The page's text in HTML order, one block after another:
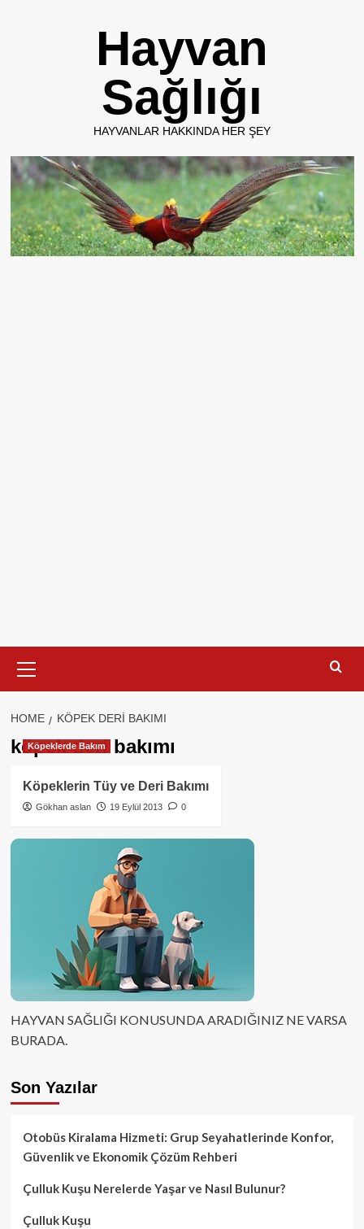
Hayvan
Sağlığı
HAYVANLAR HAKKINDA HER ŞEY
Menu
HOME KÖPEK DERI BAKIMI
köpek deri bakımı
Köpeklerde Bakım
Köpeklerin Tüy ve Deri Bakımı
Gökhan aslan 19 Eylül 2013 0
HAYVAN SAĞLIĞI KONUSUNDA ARADIĞINIZ NE VARSA
BURADA.
Son Yazılar
Otobüs Kiralama Hizmeti: Grup Seyahatlerinde Konfor,
Güvenlik ve Ekonomik Çözüm Rehberi
Çulluk Kuşu Nerelerde Yaşar ve Nasıl Bulunur?
Çulluk Kuşu